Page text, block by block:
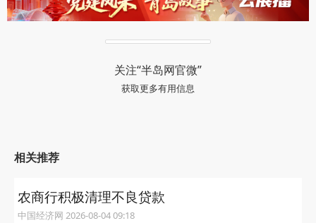
关注“半岛网官微”
获取更多有用信息
相关推荐
农商行积极清理不良贷款
中国经济网 2026-08-04 09:18